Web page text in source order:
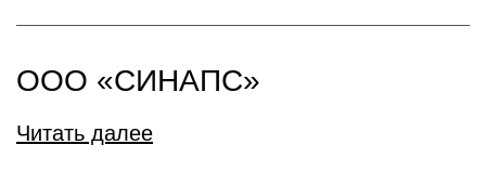
ООО «СИНАПС»
Читать далее